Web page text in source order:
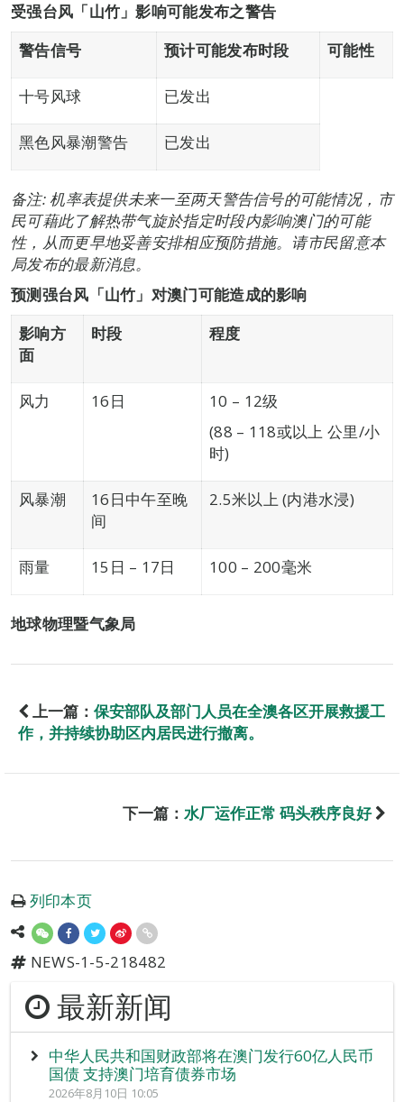
受强台风「山竹」影响可能发布之警告
警告信号
预计可能发布时段 可能性
十号风球 已发出
黑色风暴潮警告 已发出
备注:机率表提供未来一至两天警告信号的可能情况，市
民可藉此了解热带气旋於指定时段内影响澳门的可能
性，从而更早地妥善安排相应预防措施。请市民留意本
局发布的最新消息。
预测强台风「山竹」对澳门可能造成的影响
影响方
面
时段 程度
风力 16日
10 – 12级
(88 – 118或以上 公里/小
时)
风暴潮
16日中午至晚
间
2.5米以上 (内港水浸)
雨量 15日 – 17日 100 – 200毫米
地球物理暨气象局
上一篇： 保安部队及部门人员在全澳各区开展救援工
作，并持续协助区内居民进行撤离。
下一篇： 水厂运作正常 码头秩序良好
列印本页
NEWS-1-5-218482
最新新闻
中华人民共和国财政部将在澳门发行60亿人民币
国债 支持澳门培育债券市场
2026年8月10日 10:05